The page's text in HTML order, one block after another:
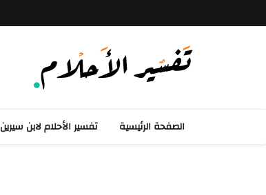
الصفحة الرئيسية تفسير الأحلام لابن